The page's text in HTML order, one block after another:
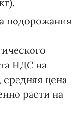
подорожания
НДС на
средняя цена
расти на